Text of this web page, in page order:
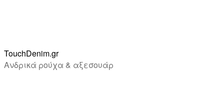
TouchDenim.gr
Ανδρικά ρούχα & αξεσουάρ